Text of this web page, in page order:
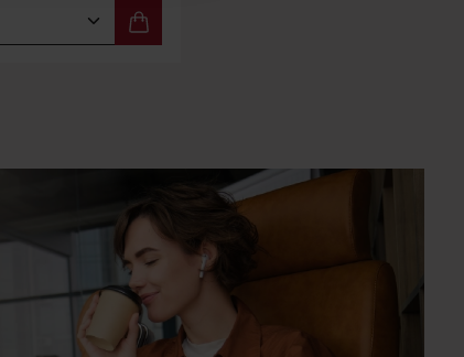
Anzahl zu erhöhen oder zu
Schaltflächen um die Anzahl zu
ein oder benutze die Schaltflächen
gewünschten Wert ein oder
Anzahl: Gib den gewünschten